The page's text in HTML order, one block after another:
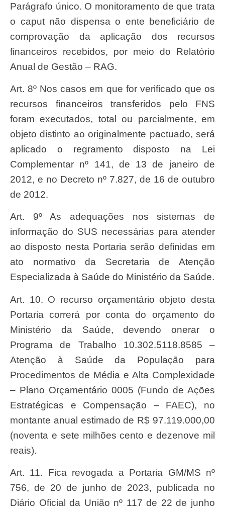
Parágrafo único. O monitoramento de que trata
o caput não dispensa o ente beneficiário de
comprovação da aplicação dos recursos
financeiros recebidos, por meio do Relatório
Anual de Gestão – RAG.
Art. 8º Nos casos em que for verificado que os
recursos financeiros transferidos pelo FNS
foram executados, total ou parcialmente, em
objeto distinto ao originalmente pactuado, será
aplicado o regramento disposto na Lei
Complementar nº 141, de 13 de janeiro de
2012, e no Decreto nº 7.827, de 16 de outubro
de 2012.
Art. 9º As adequações nos sistemas de
informação do SUS necessárias para atender
ao disposto nesta Portaria serão definidas em
ato normativo da Secretaria de Atenção
Especializada à Saúde do Ministério da Saúde.
Art. 10. O recurso orçamentário objeto desta
Portaria correrá por conta do orçamento do
Ministério da Saúde, devendo onerar o
Programa de Trabalho 10.302.5118.8585 –
Atenção à Saúde da População para
Procedimentos de Média e Alta Complexidade
– Plano Orçamentário 0005 (Fundo de Ações
Estratégicas e Compensação – FAEC), no
montante anual estimado de R$ 97.119.000,00
(noventa e sete milhões cento e dezenove mil
reais).
Art. 11. Fica revogada a Portaria GM/MS nº
756, de 20 de junho de 2023, publicada no
Diário Oficial da União nº 117 de 22 de junho